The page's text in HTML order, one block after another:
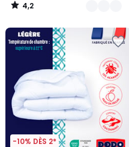
4,2
/
-10% DÈS 2*